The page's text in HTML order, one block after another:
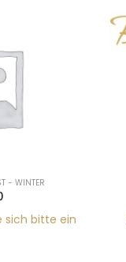
- WINTER
sich bitte ein